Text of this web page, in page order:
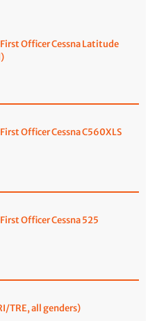
Officer Cessna Latitude
Officer Cessna C560XLS
Officer Cessna 525
TRE, all genders)